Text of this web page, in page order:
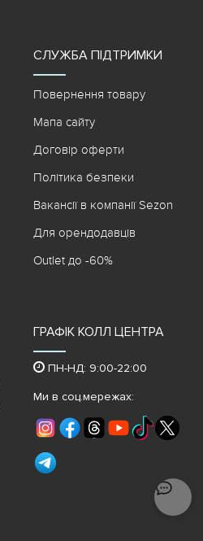
СЛУЖБА ПІДТРИМКИ
Повернення товару
Мапа сайту
Договір оферти
Політика безпеки
Вакансії в компанії Sezon
Для орендодавців
Outlet до -60%
ГРАФІК КОЛЛ ЦЕНТРА
ПН-НД: 9:00-22:00
Ми в соц.мережах: